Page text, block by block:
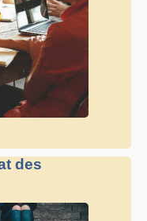
des